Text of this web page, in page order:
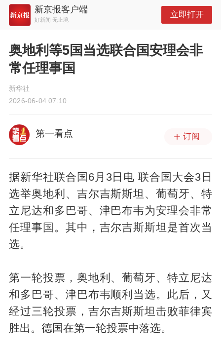
新京报客户端
好新闻 无止境
立即打开
奥地利等5国当选联合国安理会非
常任理事国
新华社
2026-06-04 07:10
第一看点 订阅
据新华社联合国6月3日电 联合国大会3日
选举奥地利、吉尔吉斯斯坦、葡萄牙、特
立尼达和多巴哥、津巴布韦为安理会非常
任理事国。其中，吉尔吉斯斯坦是首次当
选。
第一轮投票，奥地利、葡萄牙、特立尼达
和多巴哥、津巴布韦顺利当选。此后，又
经过三轮投票，吉尔吉斯斯坦击败菲律宾
胜出。德国在第一轮投票中落选。